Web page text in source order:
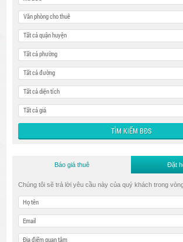
Văn phòng cho thuê
Tất cả quận huyện
Tất cả phường
Tất cả đường
Tất cả diện tích
Tất cả giá
Báo giá thuê Đặt
Chúng tôi sẽ trả lời yêu cầu này của quý khách trong